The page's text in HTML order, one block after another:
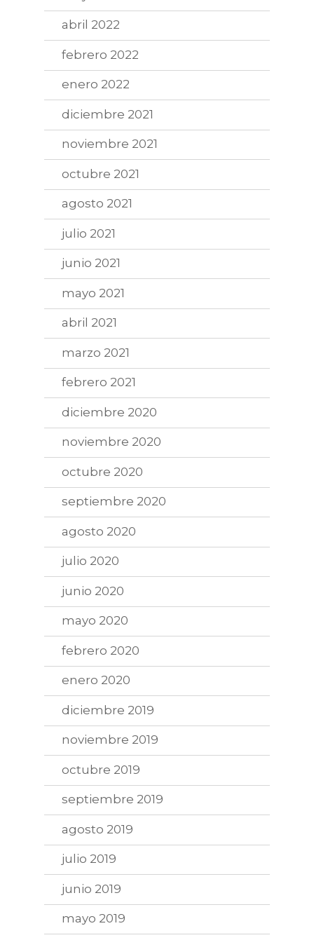
abril 2022
febrero 2022
enero 2022
diciembre 2021
noviembre 2021
octubre 2021
agosto 2021
julio 2021
junio 2021
mayo 2021
abril 2021
marzo 2021
febrero 2021
diciembre 2020
noviembre 2020
octubre 2020
septiembre 2020
agosto 2020
julio 2020
junio 2020
mayo 2020
febrero 2020
enero 2020
diciembre 2019
noviembre 2019
octubre 2019
septiembre 2019
agosto 2019
julio 2019
junio 2019
mayo 2019